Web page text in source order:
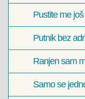
Pustite me
Putnik bez
Ranjen sam
Samo se